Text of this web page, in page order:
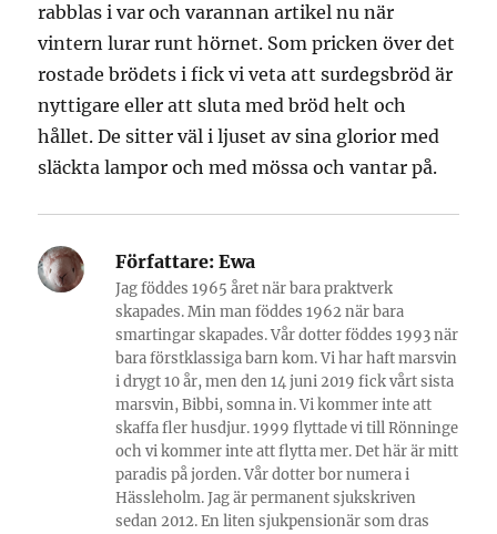
rabblas i var och varannan artikel nu när
vintern lurar runt hörnet. Som pricken över det
rostade brödets i fick vi veta att surdegsbröd är
nyttigare eller att sluta med bröd helt och
hållet. De sitter väl i ljuset av sina glorior med
släckta lampor och med mössa och vantar på.
Författare: Ewa
Jag föddes 1965 året när bara praktverk
skapades. Min man föddes 1962 när bara
smartingar skapades. Vår dotter föddes 1993 när
bara förstklassiga barn kom. Vi har haft marsvin
i drygt 10 år, men den 14 juni 2019 fick vårt sista
marsvin, Bibbi, somna in. Vi kommer inte att
skaffa fler husdjur. 1999 flyttade vi till Rönninge
och vi kommer inte att flytta mer. Det här är mitt
paradis på jorden. Vår dotter bor numera i
Hässleholm. Jag är permanent sjukskriven
sedan 2012. En liten sjukpensionär som dras